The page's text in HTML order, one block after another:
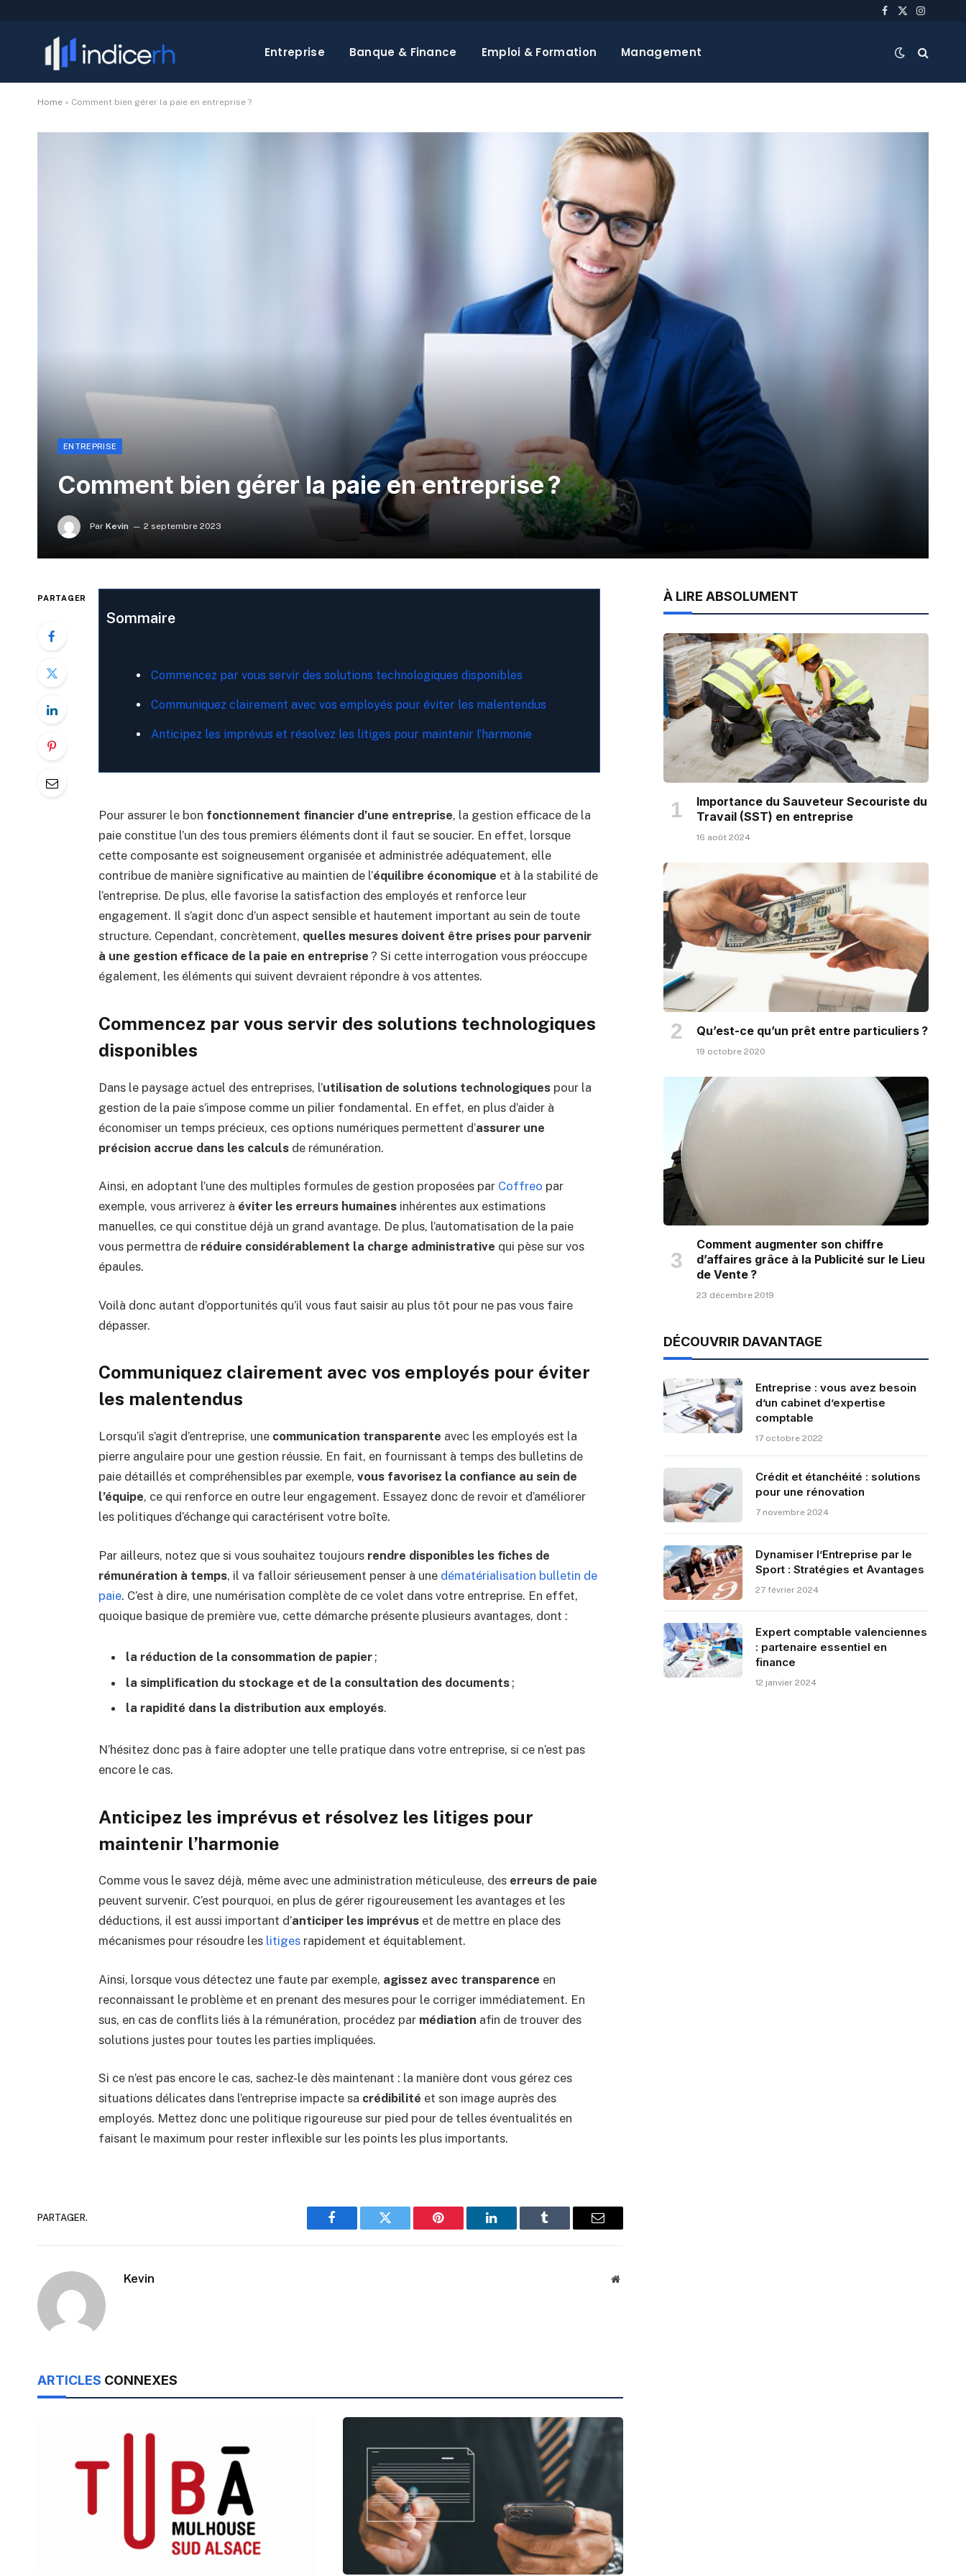
Facebook
X
Entreprise Banque & Finance Emploi & Formation Management
Home » Comment bien gérer la paie en entreprise ?
ENTREPRISE
Comment bien gérer la paie en entreprise ?
Par Kevin 2 septembre 2023
PARTAGER
Sommaire
Commencez par vous servir des solutions technologiques disponibles
Communiquez clairement avec vos employés pour éviter les malentendus
Anticipez les imprévus et résolvez les litiges pour maintenir l’harmonie
Pour assurer le bon fonctionnement financier d’une entreprise, la gestion efficace de la
paie constitue l’un des tous premiers éléments dont il faut se soucier. En effet, lorsque
cette composante est soigneusement organisée et administrée adéquatement, elle
contribue de manière significative au maintien de l’équilibre économique et à la stabilité de
l’entreprise. De plus, elle favorise la satisfaction des employés et renforce leur
engagement. Il s’agit donc d’un aspect sensible et hautement important au sein de toute
structure. Cependant, concrètement, quelles mesures doivent être prises pour parvenir
à une gestion efficace de la paie en entreprise ? Si cette interrogation vous préoccupe
également, les éléments qui suivent devraient répondre à vos attentes.
Commencez par vous servir des solutions technologiques
disponibles
Dans le paysage actuel des entreprises, l’utilisation de solutions technologiquespour la
gestion de la paie s’impose comme un pilier fondamental. En effet, en plus d’aider à
économiser un temps précieux, ces options numériques permettent d’assurer une
précision accrue dans les calculsde rémunération.
Ainsi, en adoptant l’une des multiples formules de gestion proposées par Coffreo par
exemple, vous arriverez à éviter les erreurs humainesinhérentes aux estimations
manuelles, ce qui constitue déjà un grand avantage. De plus, l’automatisation de la paie
vous permettra de réduire considérablement la charge administrative qui pèse sur vos
épaules.
Voilà donc autant d’opportunités qu’il vous faut saisir au plus tôt pour ne pas vous faire
dépasser.
Communiquez clairement avec vos employés pour éviter
les malentendus
Lorsqu’il s’agit d’entreprise, une communication transparente avec les employés est la
pierre angulaire pour une gestion réussie. En fait, en fournissant à temps des bulletins de
paie détaillés et compréhensibles par exemple, vous favorisez la confiance au sein de
l’équipe, ce qui renforce en outre leur engagement. Essayez donc de revoir et d’améliorer
les politiques d’échange qui caractérisent votre boîte.
Par ailleurs, notez que si vous souhaitez toujours rendre disponibles les fiches de
rémunération à temps, il va falloir sérieusement penser à une dématérialisation bulletin de
paie. C’est à dire, une numérisation complète de ce volet dans votre entreprise. En effet,
quoique basique de première vue, cette démarche présente plusieurs avantages, dont :
la réduction de la consommation de papier;
la simplification du stockage et de la consultation des documents;
la rapidité dans la distribution aux employés.
N’hésitez donc pas à faire adopter une telle pratique dans votre entreprise, si ce n’est pas
encore le cas.
Anticipez les imprévus et résolvez les litiges pour
maintenir l’harmonie
Comme vous le savez déjà, même avec une administration méticuleuse, des erreurs de paie
peuvent survenir. C’est pourquoi, en plus de gérer rigoureusement les avantages et les
déductions, il est aussi important d’anticiper les imprévuset de mettre en place des
mécanismes pour résoudre les litigesrapidement et équitablement.
Ainsi, lorsque vous détectez une faute par exemple, agissez avec transparence en
reconnaissant le problème et en prenant des mesures pour le corriger immédiatement. En
sus, en cas de conflits liés à la rémunération, procédez par médiation afin de trouver des
solutions justes pour toutes les parties impliquées.
Si ce n’est pas encore le cas, sachez-le dès maintenant : la manière dont vous gérez ces
situations délicates dans l’entreprise impacte sa crédibilité et son image auprès des
employés. Mettez donc une politique rigoureuse sur pied pour de telles éventualités en
faisant le maximum pour rester inflexible sur les points les plus importants.
PARTAGER.
Facebook Twitter Pinterest LinkedIn Tumblr Email
Kevin Website
ARTICLES CONNEXES
À LIRE ABSOLUMENT
Importance du Sauveteur Secouriste du
Travail (SST) en entreprise
16 août 2024
Qu’est-ce qu’un prêt entre particuliers ?
19 octobre 2020
Comment augmenter son chiffre
d’affaires grâce à la Publicité sur le Lieu
de Vente ?
23 décembre 2019
DÉCOUVRIR DAVANTAGE
Entreprise : vous avez besoin
d’un cabinet d’expertise
comptable
17 octobre 2022
Crédit et étanchéité : solutions
pour une rénovation
7 novembre 2024
Dynamiser l’Entreprise par le
Sport : Stratégies et Avantages
27 février 2024
Expert comptable valenciennes
: partenaire essentiel en
finance
12 janvier 2024